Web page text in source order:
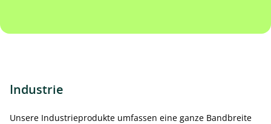
Industrie
Unsere Industrieprodukte umfassen eine ganze Bandbreite